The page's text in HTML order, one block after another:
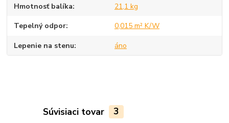
Hmotnosť balíka 21,1 kg
Tepelný odpor 0,015 m² K/W
Lepenie na stenu áno
Súvisiaci tovar 3